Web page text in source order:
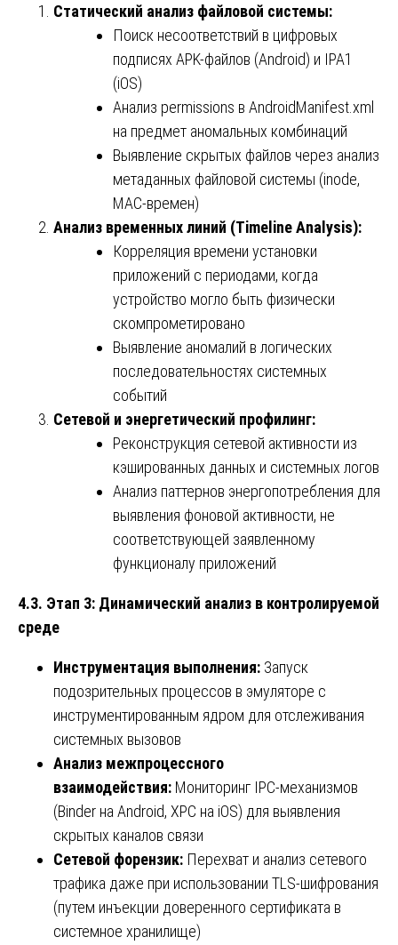
Статический анализ файловой системы:
Поиск несоответствий в цифровых
подписях APK-файлов (Android) и IPA1
(iOS)
Анализ permissions в AndroidManifest.xml
на предмет аномальных комбинаций
Выявление скрытых файлов через анализ
метаданных файловой системы (inode,
MAC-времен)
Анализ временных линий (Timeline Analysis):
Корреляция времени установки
приложений с периодами, когда
устройство могло быть физически
скомпрометировано
Выявление аномалий в логических
последовательностях системных
событий
Сетевой и энергетический профилинг:
Реконструкция сетевой активности из
кэшированных данных и системных логов
Анализ паттернов энергопотребления для
выявления фоновой активности, не
соответствующей заявленному
функционалу приложений
4.3. Этап 3: Динамический анализ в контролируемой
среде
Инструментация выполнения: Запуск
подозрительных процессов в эмуляторе с
инструментированным ядром для отслеживания
системных вызовов
Анализ межпроцессного
взаимодействия: Мониторинг IPC-механизмов
(Binder на Android, XPC на iOS) для выявления
скрытых каналов связи
Сетевой форензик: Перехват и анализ сетевого
трафика даже при использовании TLS-шифрования
(путем инъекции доверенного сертификата в
системное хранилище)